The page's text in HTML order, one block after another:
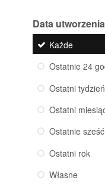
Data utworzenia
Każde
Ostatnie 24
Ostatni tydzień
Ostatni
Ostatnie
Ostatni rok
Własne